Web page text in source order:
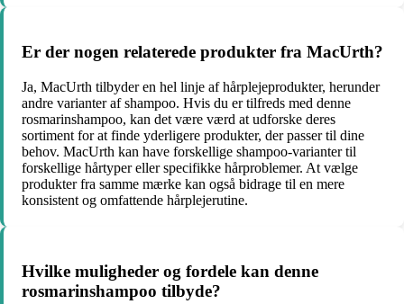
Er der nogen relaterede produkter fra MacUrth?
Ja, MacUrth tilbyder en hel linje af hårplejeprodukter, herunder
andre varianter af shampoo. Hvis du er tilfreds med denne
rosmarinshampoo, kan det være værd at udforske deres
sortiment for at finde yderligere produkter, der passer til dine
behov. MacUrth kan have forskellige shampoo-varianter til
forskellige hårtyper eller specifikke hårproblemer. At vælge
produkter fra samme mærke kan også bidrage til en mere
konsistent og omfattende hårplejerutine.
Hvilke muligheder og fordele kan denne
rosmarinshampoo tilbyde?